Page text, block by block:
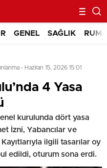
GENEL SAĞLIK RUM
- Haziran 15, 2026 15:01
4 Yasa
kurulunda dört yasa
İzni, Yabancılar ve
ilgili tasarılar oy
edildi, oturum sona erdi.